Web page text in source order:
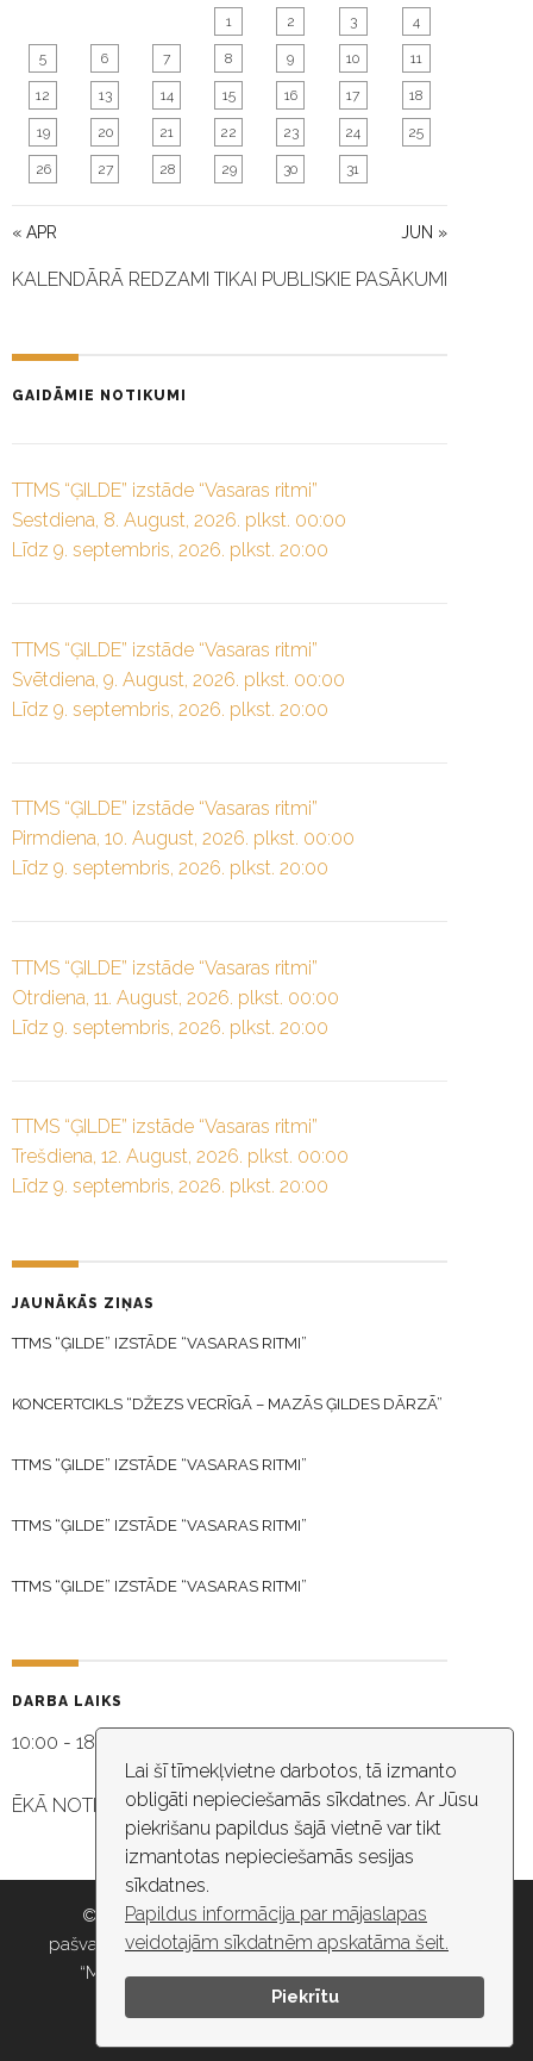
Lai šī tīmekļvietne darbotos, tā izmanto
obligāti nepieciešamās sīkdatnes. Ar Jūsu
piekrišanu papildus šajā vietnē var tikt
izmantotas nepieciešamās sesijas
sīkdatnes.
Papildus informācija par mājaslapas
veidotajām sīkdatnēm apskatāma šeit.
Piekrītu
« APR JUN »
1 2 3 4
5 6 7 8 9 10 11
12 13 14 15 16 17 18
19 20 21 22 23 24 25
26 27 28 29 30 31
KALENDĀRĀ REDZAMI TIKAI PUBLISKIE PASĀKUMI
GAIDĀMIE NOTIKUMI
TTMS “ĢILDE” izstāde “Vasaras ritmi”
Sestdiena, 8. August, 2026. plkst. 00:00
Līdz 9. septembris, 2026. plkst. 20:00
TTMS “ĢILDE” izstāde “Vasaras ritmi”
Svētdiena, 9. August, 2026. plkst. 00:00
Līdz 9. septembris, 2026. plkst. 20:00
TTMS “ĢILDE” izstāde “Vasaras ritmi”
Pirmdiena, 10. August, 2026. plkst. 00:00
Līdz 9. septembris, 2026. plkst. 20:00
TTMS “ĢILDE” izstāde “Vasaras ritmi”
Otrdiena, 11. August, 2026. plkst. 00:00
Līdz 9. septembris, 2026. plkst. 20:00
TTMS “ĢILDE” izstāde “Vasaras ritmi”
Trešdiena, 12. August, 2026. plkst. 00:00
Līdz 9. septembris, 2026. plkst. 20:00
JAUNĀKĀS ZIŅAS
TTMS “ĢILDE” IZSTĀDE “VASARAS RITMI”
KONCERTCIKLS “DŽEZS VECRĪGĀ – MAZĀS ĢILDES DĀRZĀ”
TTMS “ĢILDE” IZSTĀDE “VASARAS RITMI”
TTMS “ĢILDE” IZSTĀDE “VASARAS RITMI”
TTMS “ĢILDE” IZSTĀDE “VASARAS RITMI”
DARBA LAIKS
10:00 - 18:30
ĒKĀ NOTIEK VIDEO NOVĒROŠANA
© 2026 Rīgas pašvaldība, Rīgas valstspilsētas
pašvaldības iestāde “Kultūras un tautas mākslas centrs
“Mazā Ģilde”” , e-pasts: maza.gilde@riga.lv, tālr:
67037418